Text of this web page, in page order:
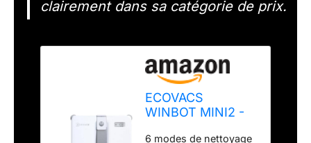
clairement dans sa catégorie de prix.
ECOVACS
WINBOT MINI2 -
6 modes de nettoyage